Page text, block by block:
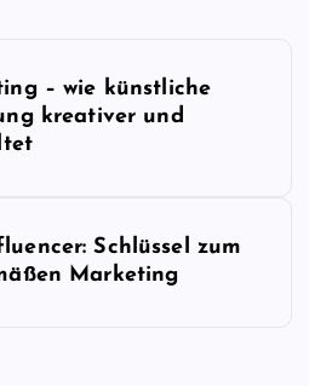
– wie künstliche
kreativer und
Schlüssel zum
Marketing